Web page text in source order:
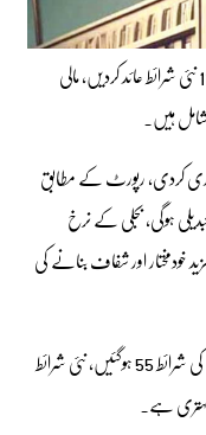
اسلام آباد(نیشنل ٹائمز) آئی ایم ایف نے پاکستان پر 11 نئی شرائط عائد کردیں، مالی
کردی، رپورٹ کے مطابق
2026 اور فروری 2027 میں تبدیلی ہوگی، بجلی کے نرخ
خودمختار اور شفاف بنانے کی
رپورٹ کے مطابق مجموعی طور پر آئی ایم ایف پروگرام کی شرائط 55 ہوگئیں، نئی شرائط
ہے۔